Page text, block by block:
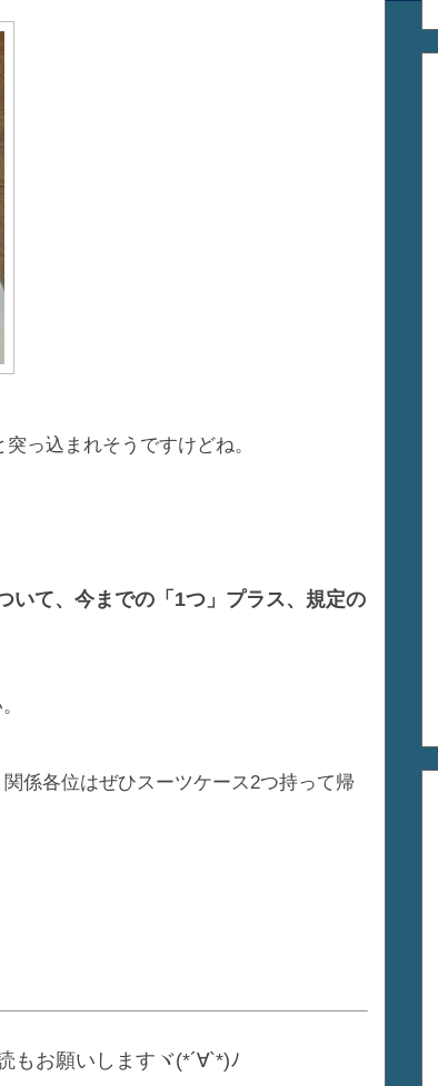
っ込まれそうですけどね。
いて、今までの「1つ」プラス、規定の
係各位はぜひスーツケース2つ持って帰
もお願いしますヾ(*´∀`*)ﾉ